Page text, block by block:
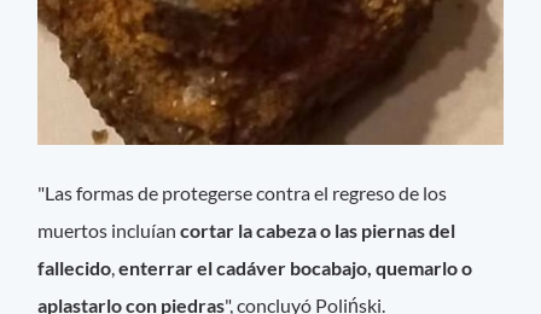
"Las formas de protegerse contra el regreso de los
muertos incluíancortar la cabeza o las piernas del
fallecido,enterrar el cadáver bocabajo, quemarlo o
aplastarlo con piedras", concluyó Poliński.